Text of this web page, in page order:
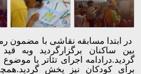
در ابتدا مسابقه نقاشی با مضمون
بین ساکنان برگزارگردید وبه
گردید.درادامه اجرای تئاتر با
برای کودکان نیز پخش